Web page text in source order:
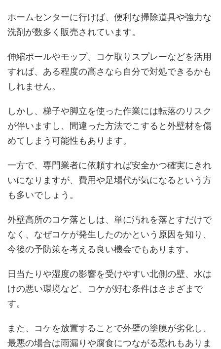
ホームセンターに行けば、便利な掃除道具や強力な
洗剤が数多く販売されています。
伸縮ポールやモップ、コケ取りスプレーなどを活用
すれば、ある程度の高さなら自分で対処できるかも
しれません。
しかし、梯子や脚立を使った作業には転落のリスク
が伴いますし、間違った方法でこすると外壁材を傷
めてしまう可能性もあります。
一方で、専門業者に依頼すれば安全かつ確実にきれ
いになりますが、費用や足場代が気になるという方
も多いでしょう。
外壁高所のコケ落としは、単に汚れを落とすだけで
なく、なぜコケが発生したのかという原因を知り、
今後の予防策を考える良い機会でもあります。
日当たりや湿度の影響を受けやすい北側の壁、水は
けの悪い環境など、コケが好む条件はさまざまで
す。
また、コケを放置することで外壁の塗膜が劣化し、
最悪の場合は雨漏りや腐食につながる恐れもありま